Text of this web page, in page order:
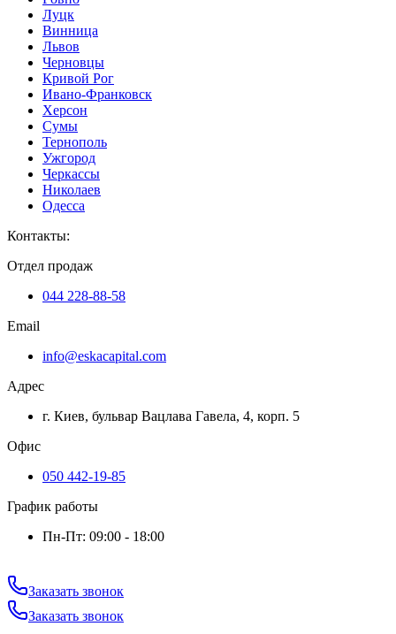
Луцк
Винница
Львов
Черновцы
Кривой Рог
Ивано-Франковск
Херсон
Сумы
Тернополь
Ужгород
Черкассы
Николаев
Одесса
Контакты:
Отдел продаж
044 228-88-58
Email
info@eskacapital.com
Адрес
г. Киев, бульвар Вацлава Гавела, 4, корп. 5
Офис
050 442-19-85
График работы
Пн-Пт: 09:00 - 18:00
Заказать звонок
Заказать звонок